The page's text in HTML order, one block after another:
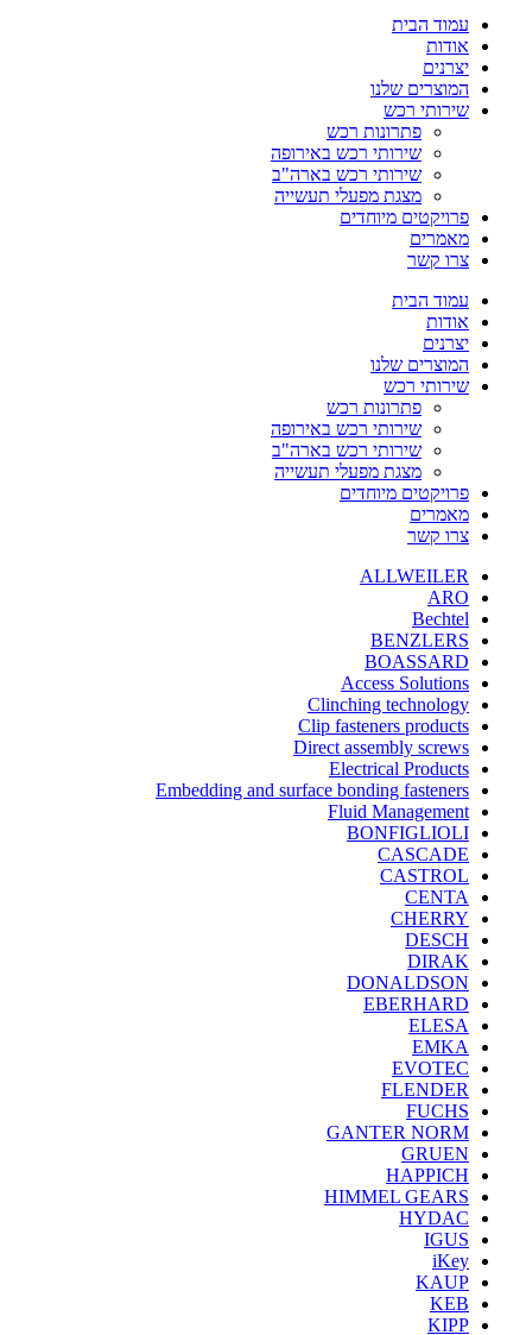
עמוד הבית
אודות
יצרנים
המוצרים שלנו
שירותי רכש
פתרונות רכש
שירותי רכש באירופה
שירותי רכש בארה"ב
מצגת מפעלי תעשייה
פרויקטים מיוחדים
מאמרים
צרו קשר
עמוד הבית
אודות
יצרנים
המוצרים שלנו
שירותי רכש
פתרונות רכש
שירותי רכש באירופה
שירותי רכש בארה"ב
מצגת מפעלי תעשייה
פרויקטים מיוחדים
מאמרים
צרו קשר
ALLWEILER
ARO
Bechtel
BENZLERS
BOASSARD
Access Solutions
Clinching technology
Clip fasteners products
Direct assembly screws
Electrical Products
Embedding and surface bonding fasteners
Fluid Management
BONFIGLIOLI
CASCADE
CASTROL
CENTA
CHERRY
DESCH
DIRAK
DONALDSON
EBERHARD
ELESA
EMKA
EVOTEC
FLENDER
FUCHS
GANTER NORM
GRUEN
HAPPICH
HIMMEL GEARS
HYDAC
IGUS
iKey
KAUP
KEB
KIPP